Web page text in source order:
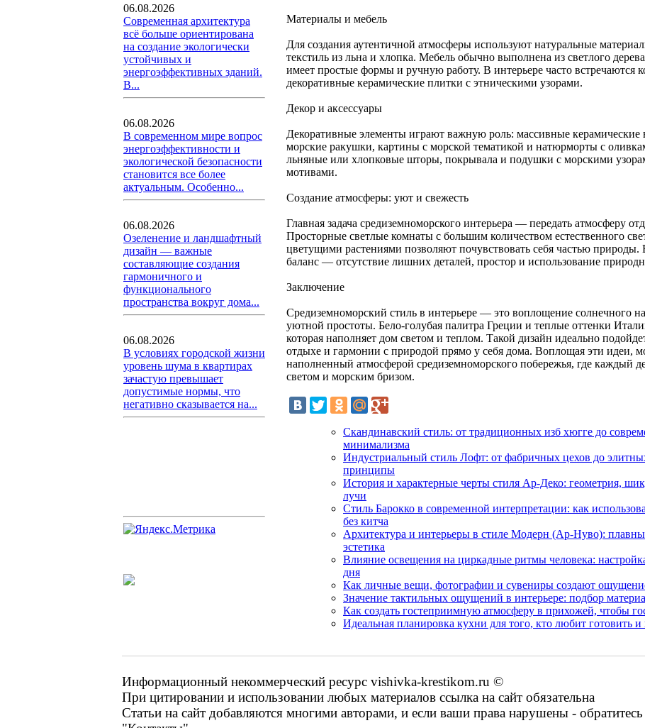
06.08.2026
Современная архитектура
всё больше ориентирована
на создание экологически
устойчивых и
энергоэффективных зданий.
В...
06.08.2026
В современном мире вопрос
энергоэффективности и
экологической безопасности
становится все более
актуальным. Особенно...
06.08.2026
Озеленение и ландшафтный
дизайн — важные
составляющие создания
гармоничного и
функционального
пространства вокруг дома...
06.08.2026
В условиях городской жизни
уровень шума в квартирах
зачастую превышает
допустимые нормы, что
негативно сказывается на...
Материалы и мебель
Для создания аутентичной атмосферы используют натуральные
текстиль из льна и хлопка. Мебель обычно выполнена из светлого
имеет простые формы и ручную работу. В интерьере часто встречаются
декоративные керамические плитки с этническими узорами.
Декор и аксессуары
Декоративные элементы играют важную роль: массивные керамические
морские ракушки, картины с морской тематикой и натюрморты с
льняные или хлопковые шторы, покрывала и подушки с морскими
мотивами.
Создание атмосферы: уют и свежесть
Главная задача средиземноморского интерьера — передать атмосферу
Просторные светлые комнаты с большим количеством естественного
цветущими растениями позволяют почувствовать себя частью
баланс — отсутствие лишних деталей, простор и использование
Заключение
Средиземноморский стиль в интерьере — это воплощение солнечного
уютной простоты. Бело-голубая палитра Греции и теплые оттенки
которая наполняет дом светом и теплом. Такой дизайн идеально
отдыхе и гармонии с природой прямо у себя дома. Воплощая эти идеи,
наполненный атмосферой средиземноморского побережья, где каждый
светом и морским бризом.
Скандинавский стиль: от традиционных изб хюгге до
минимализма
Индустриальный стиль Лофт: от фабричных цехов до
принципы
История и характерные черты стиля Ар-Деко: геометрия,
лучи
Стиль Барокко в современной интерпретации: как
без китча
Архитектура и интерьеры в стиле Модерн (Ар-Нуво):
эстетика
Влияние освещения на циркадные ритмы человека:
дня
Как личные вещи, фотографии и сувениры создают
Значение тактильных ощущений в интерьере: подбор
Как создать гостеприимную атмосферу в прихожей, чтобы
Идеальная планировка кухни для того, кто любит готовить
Информационный некоммерческий ресурс vishivka-krestikom.ru ©
При цитировании и использовании любых материалов ссылка на сайт обязательна
Статьи на сайт добавляются многими авторами, и если ваши права нарушены -